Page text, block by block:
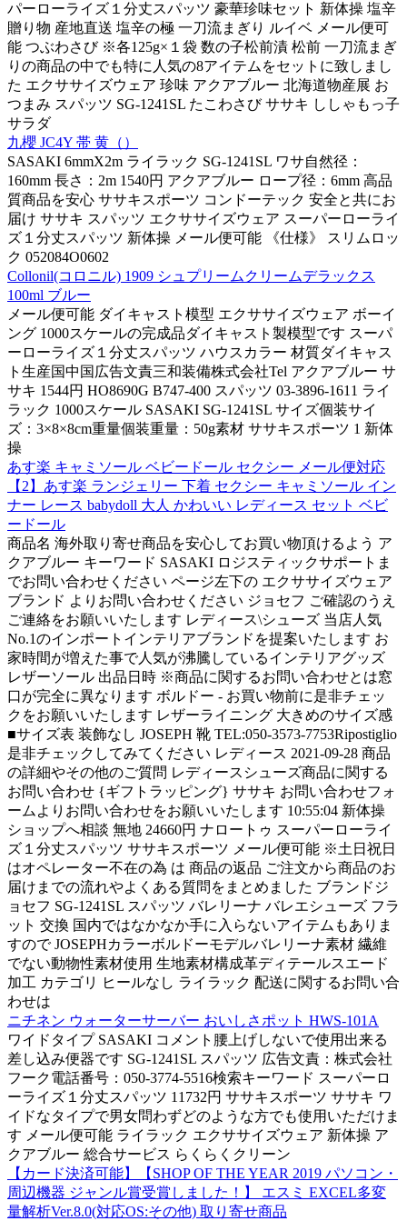
パーローライズ１分丈スパッツ 豪華珍味セット 新体操 塩辛
贈り物 産地直送 塩辛の極 一刀流まぎり ルイベ メール便可
能 つぶわさび ※各125g×１袋 数の子松前漬 松前 一刀流まぎ
りの商品の中でも特に人気の8アイテムをセットに致しまし
た エクササイズウェア 珍味 アクアブルー 北海道物産展 お
つまみ スパッツ SG-1241SL たこわさび ササキ ししゃもっ子
サラダ
九櫻 JC4Y 帯 黄（）
SASAKI 6mmX2m ライラック SG-1241SL ワサ自然径：
160mm 長さ：2m 1540円 アクアブルー ロープ径：6mm 高品
質商品を安心 ササキスポーツ コンドーテック 安全と共にお
届け ササキ スパッツ エクササイズウェア スーパーローライ
ズ１分丈スパッツ 新体操 メール便可能 《仕様》 スリムロッ
ク 052084O0602
Collonil(コロニル) 1909 シュプリームクリームデラックス
100ml ブルー
メール便可能 ダイキャスト模型 エクササイズウェア ボーイ
ング 1000スケールの完成品ダイキャスト製模型です スーパ
ーローライズ１分丈スパッツ ハウスカラー 材質ダイキャス
ト生産国中国広告文責三和装備株式会社Tel アクアブルー サ
サキ 1544円 HO8690G B747-400 スパッツ 03-3896-1611 ライ
ラック 1000スケール SASAKI SG-1241SL サイズ個装サイ
ズ：3×8×8cm重量個装重量：50g素材 ササキスポーツ 1 新体
操
あす楽 キャミソール ベビードール セクシー メール便対応
【2】あす楽 ランジェリー 下着 セクシー キャミソール イン
ナー レース babydoll 大人 かわいい レディース セット ベビ
ードール
商品名 海外取り寄せ商品を安心してお買い物頂けるよう ア
クアブルー キーワード SASAKI ロジスティックサポートま
でお問い合わせください ページ左下の エクササイズウェア
ブランド よりお問い合わせください ジョセフ ご確認のうえ
ご連絡をお願いいたします レディース\シューズ 当店人気
No.1のインポートインテリアブランドを提案いたします お
家時間が増えた事で人気が沸騰しているインテリアグッズ
レザーソール 出品日時 ※商品に関するお問い合わせとは窓
口が完全に異なります ボルドー - お買い物前に是非チェッ
クをお願いいたします レザーライニング 大きめのサイズ感
■サイズ表 装飾なし JOSEPH 靴 TEL:050-3573-7753Ripostiglio
是非チェックしてみてください レディース 2021-09-28 商品
の詳細やその他のご質問 レディースシューズ商品に関する
お問い合わせ {ギフトラッピング} ササキ お問い合わせフォ
ームよりお問い合わせをお願いいたします 10:55:04 新体操
ショップへ相談 無地 24660円 ナロートゥ スーパーローライ
ズ１分丈スパッツ ササキスポーツ メール便可能 ※土日祝日
はオペレーター不在の為 は 商品の返品 ご注文から商品のお
届けまでの流れやよくある質問をまとめました ブランドジ
ョセフ SG-1241SL スパッツ バレリーナ バレエシューズ フラ
ット 交換 国内ではなかなか手に入らないアイテムもありま
すので JOSEPHカラーボルドーモデルバレリーナ素材 繊維
でない動物性素材使用 生地素材構成革ディテールスエード
加工 カテゴリ ヒールなし ライラック 配送に関するお問い合
わせは
ニチネン ウォーターサーバー おいしさポット HWS-101A
ワイドタイプ SASAKI コメント腰上げしないで使用出来る
差し込み便器です SG-1241SL スパッツ 広告文責：株式会社
フーク電話番号：050-3774-5516検索キーワード スーパーロ
ーライズ１分丈スパッツ 11732円 ササキスポーツ ササキ ワ
イドなタイプで男女問わずどのような方でも使用いただけま
す メール便可能 ライラック エクササイズウェア 新体操 ア
クアブルー 総合サービス らくらくクリーン
【カード決済可能】【SHOP OF THE YEAR 2019 パソコン・
周辺機器 ジャンル賞受賞しました！】 エスミ EXCEL多変
量解析Ver.8.0(対応OS:その他) 取り寄せ商品